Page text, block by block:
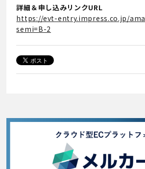
詳細＆申し込みリンクURL
https://evt-entry.impress.co.jp/
semi=B-2